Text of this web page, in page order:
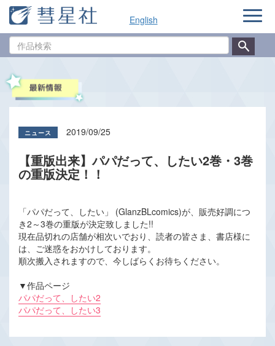
English
品
ナ
ゲ
2019/09/25
【重版出来】パパだって、したい2巻・3巻
の重版決定！！
「パパだって、したい」 (GlanzBLcomics)が、販売好調につ
き2～3巻の重版が決定致しました!!
現在品切れの店舗が相次いでおり、読者の皆さま、書店様に
は、ご迷惑をおかけしております。
順次搬入されますので、今しばらくお待ちください。
▼作品ページ
パパだって、したい2
パパだって、したい3